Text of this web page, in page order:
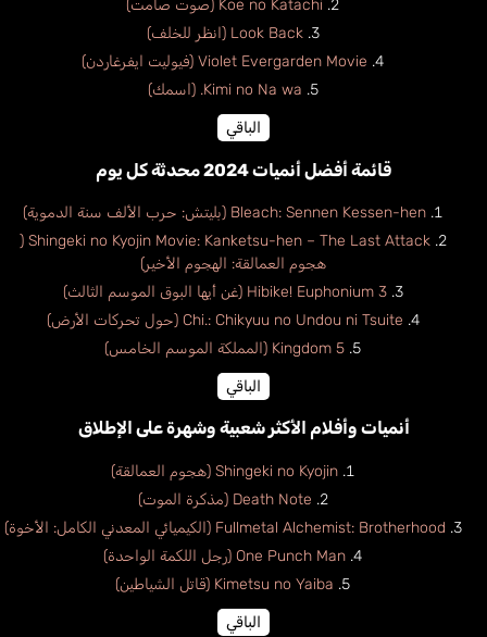
Koe no Katachi (صوت صامت)
Look Back (انظر للخلف)
Violet Evergarden Movie (فيوليت ايفرغاردن)
Kimi no Na wa. (اسمك)
الباقي
قائمة أفضل أنميات 2024 محدثة كل يوم
Bleach: Sennen Kessen-hen (بليتش: حرب الألف سنة الدموية)
Shingeki no Kyojin Movie: Kanketsu-hen – The Last Attack (
هجوم العمالقة: الهجوم الأخير)
Hibike! Euphonium 3 (غن أيها البوق الموسم الثالث)
Chi.: Chikyuu no Undou ni Tsuite (حول تحركات الأرض)
Kingdom 5 (المملكة الموسم الخامس)
الباقي
أنميات وأفلام الأكثر شعبية وشهرة على الإطلاق
Shingeki no Kyojin (هجوم العمالقة)
Death Note (مذكرة الموت)
Fullmetal Alchemist: Brotherhood (الكيميائي المعدني الكامل: الأخوة)
One Punch Man (رجل اللكمة الواحدة)
Kimetsu no Yaiba (قاتل الشياطين)
الباقي